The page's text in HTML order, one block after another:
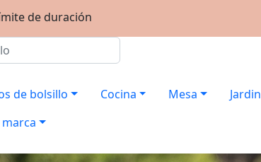
de duración
de bolsillo Cocina Mesa Jardin
marca